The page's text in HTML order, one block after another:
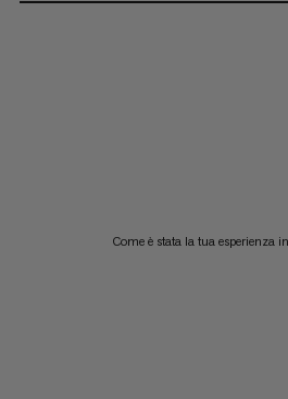
Come è stata la tua esperienza